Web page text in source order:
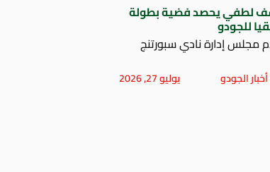
لطفي يحصد فضية بطولة
للجودو
مجلس إدارة نادي سبورتنج
أخبار الجودو يوليو 27, 2026